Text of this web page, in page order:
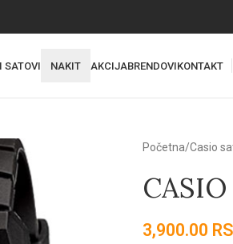
SATOVI NAKIT AKCIJABRENDOVIKONTAKT
Početna Casio
3,900.00